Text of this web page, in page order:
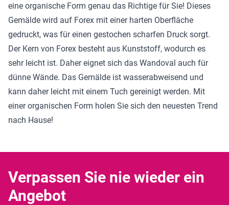
eine organische Form genau das Richtige für Sie! Dieses
Gemälde wird auf Forex mit einer harten Oberfläche
gedruckt, was für einen gestochen scharfen Druck sorgt.
Der Kern von Forex besteht aus Kunststoff, wodurch es
sehr leicht ist. Daher eignet sich das Wandoval auch für
dünne Wände. Das Gemälde ist wasserabweisend und
kann daher leicht mit einem Tuch gereinigt werden. Mit
einer organischen Form holen Sie sich den neuesten Trend
nach Hause!
Verpassen Sie nie wieder ein
Angebot